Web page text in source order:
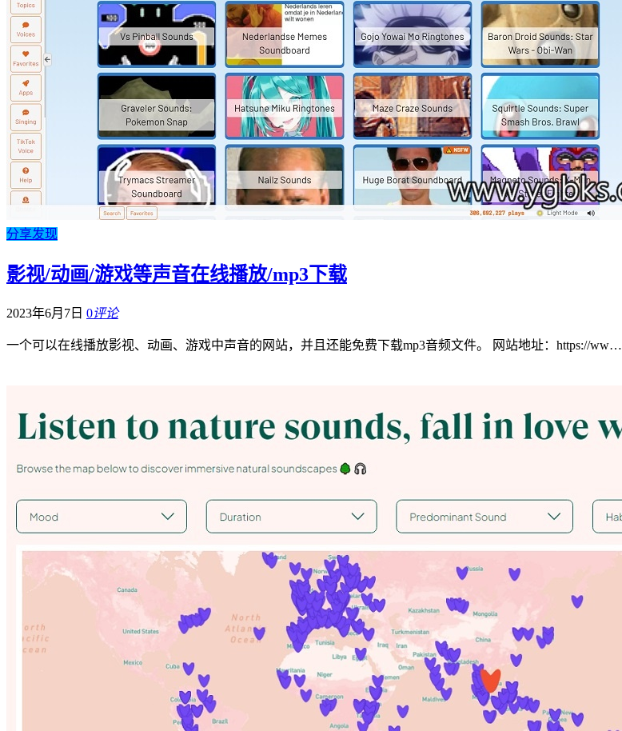
分享发现
影视/动画/游戏等声音在线播放/mp3下载
2023年6月7日 0评论
一个可以在线播放影视、动画、游戏中声音的网站，并且还能免费下载mp3音频文件。 网站地址：https://ww…